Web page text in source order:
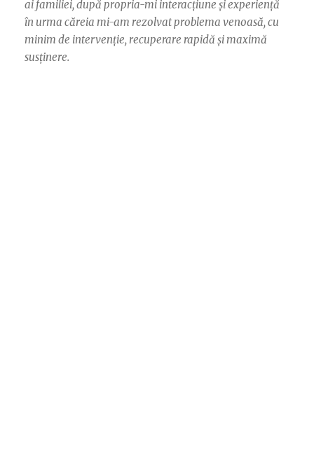
ai familiei, după propria-mi interacțiune și experiență
în urma căreia mi-am rezolvat problema venoasă, cu
minim de intervenție, recuperare rapidă și maximă
susținere.